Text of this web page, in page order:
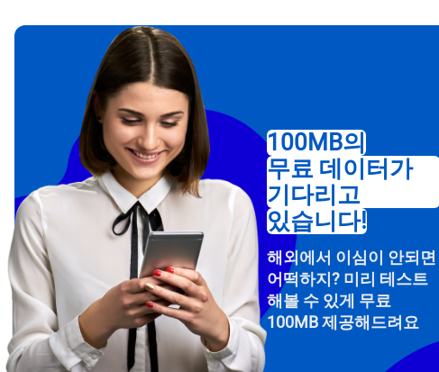
How do I
To get
100MB의
무료 데이터가
기다리고
있습니다!
해외에서 이심이 안되면
어떡하지? 미리 테스트
해볼 수 있게 무료
100MB 제공해드려요